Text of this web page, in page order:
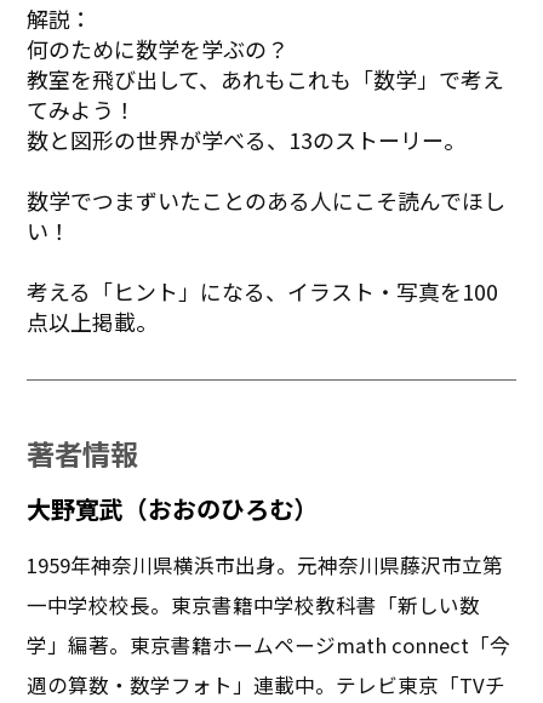
解説：
何のために数学を学ぶの？
教室を飛び出して、あれもこれも「数学」で考え
てみよう！
数と図形の世界が学べる、13のストーリー。
数学でつまずいたことのある人にこそ読んでほし
い！
考える「ヒント」になる、イラスト・写真を100
点以上掲載。
著者情報
大野寛武（おおのひろむ）
1959年神奈川県横浜市出身。元神奈川県藤沢市立第
一中学校校長。東京書籍中学校教科書「新しい数
学」編著。東京書籍ホームページmath connect「今
週の算数・数学フォト」連載中。テレビ東京「TVチ